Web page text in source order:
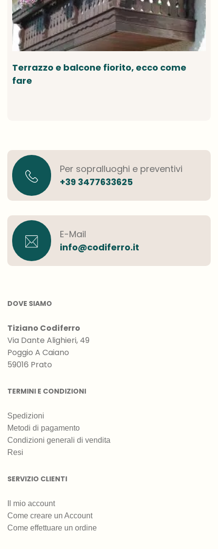
Terrazzo e balcone fiorito, ecco come
fare
Per sopralluoghi e preventivi
+39 3477633625
E-Mail
info@codiferro.it
DOVE SIAMO
Tiziano Codiferro
Via Dante Alighieri, 49
Poggio A Caiano
59016 Prato
TERMINI E CONDIZIONI
Spedizioni
Metodi di pagamento
Condizioni generali di vendita
Resi
SERVIZIO CLIENTI
Il mio account
Come creare un Account
Come effettuare un ordine